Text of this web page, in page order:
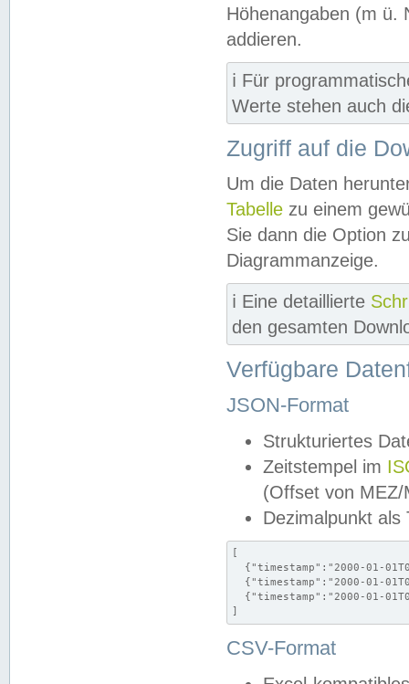
Höhenangaben (m ü.
addieren.
ℹ️ Für
Werte stehen auch
Zugriff auf die
Um die Daten
Tabelle zu einem
Sie dann die Option
Diagrammanzeige.
ℹ️ Eine detaillierte
den gesamten
Verfügbare
JSON-Format
Strukturiertes
Zeitstempel im
(Offset von MEZ/
Dezimalpunkt als
[
{"timestamp":"2000-01-
{"timestamp":"2000-01-
{"timestamp":"2000-01-
]
CSV-Format